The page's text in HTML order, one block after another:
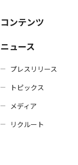
コンテンツ
ニュース
プレスリリース
トピックス
メディア
リクルート